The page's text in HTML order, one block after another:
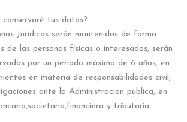
tus datos?
Jurídicas serán mantenidas de forma
de las personas físicas o interesados, serán
por un periodo máximo de 6 años, en
en materia de responsabilidades civil,
ante la Administración pública, en
y tributaria.